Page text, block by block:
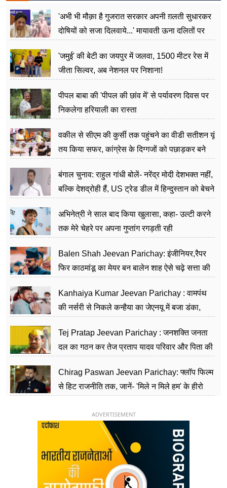
'अभी भी मौक़ा है गुजरात सरकार अपनी ग़लती सुधारकर
दोषियों को सजा दिलवाये...' मायावती ऊना दलितों पर
'जमुई' की बेटी का जयपुर में जलवा, 1500 मीटर रेस में
जीता सिल्वर, अब नेशनल पर निशाना!
पीपल बाबा की 'पीपल की छांव में' से पर्यावरण दिवस पर
निकलेगा हरियाली का रास्ता
वकील से सीएम की कुर्सी तक पहुंचने का वीडी सतीशन यूं
तय किया सफर, कांग्रेस के दिग्गजों को पछाड़कर बने
बंगाल चुनाव: राहुल गांधी बोलें- नरेंद्र मोदी देशभक्त नहीं,
बल्कि देशद्रोही हैं, US ट्रेड डील में हिन्दुस्तान को बेचने
अभिनेत्री ने साल बाद किया खुलासा, कहा- उल्टी करने
तक मेरे चेहरे पर अपना गुप्तांग रगड़ती रही
Balen Shah Jeevan Parichay: इंजीनियर,रैपर
फिर काठमांडू का मेयर बन बालेन शाह ऐसे चढ़े सत्ता की
Kanhaiya Kumar Jeevan Parichay : वामपंथ
की नर्सरी से निकले कन्हैया का जेएनयू में बजा डंका,
Tej Pratap Jeevan Parichay : जनशक्ति जनता
दल का गठन कर तेज प्रताप यादव परिवार और पिता की
Chirag Paswan Jeevan Parichay: फ्लॉप फिल्म
से हिट राजनीति तक, जानें- 'मिले न मिले हम' के हीरो
ADVERTISEMENT